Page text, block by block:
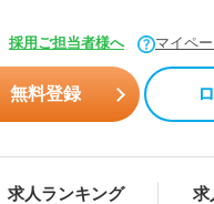
採用ご担当者様へ マイペ
無料登録
求人ランキング 求